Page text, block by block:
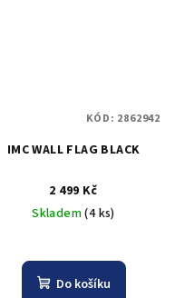
IMC WALL FLAG BLACK
2 499 Kč
Skladem(4 ks)
Do košíku
KÓD: 2862942